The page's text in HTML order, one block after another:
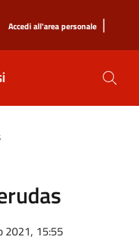
Accedi all'area personale |
2021, 15:55